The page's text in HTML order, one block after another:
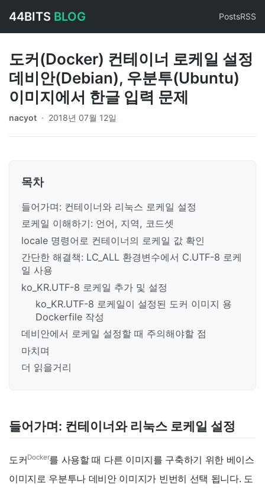
44BITS BLOG PostsRSS
도커(Docker) 컨테이너 로케일 설정
데비안(Debian), 우분투(Ubuntu)
이미지에서 한글 입력 문제
nacyot · 2018년 07월 12일
목차
들어가며: 컨테이너와 리눅스 로케일 설정
로케일 이해하기: 언어, 지역, 코드셋
locale 명령어로 컨테이너의 로케일 값 확인
간단한 해결책: LC_ALL 환경변수에서 C.UTF-8 로케
일 사용
ko_KR.UTF-8 로케일 추가 및 설정
ko_KR.UTF-8 로케일이 설정된 도커 이미지 용
Dockerfile 작성
데비안에서 로케일 설정할 때 주의해야할 점
마치며
더 읽을거리
들어가며: 컨테이너와 리눅스 로케일 설정
도커Docker를 사용할 때 다른 이미지를 구축하기 위한 베이스
이미지로 우분투나 데비안 이미지가 빈번히 선택 됩니다. 도